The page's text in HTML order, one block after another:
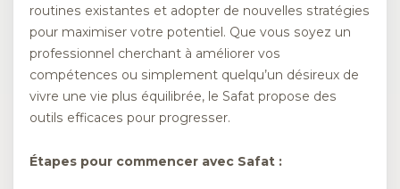
routines existantes et adopter de nouvelles stratégies
pour maximiser votre potentiel. Que vous soyez un
professionnel cherchant à améliorer vos
compétences ou simplement quelqu’un désireux de
vivre une vie plus équilibrée, le Safat propose des
outils efficaces pour progresser.
Étapes pour commencer avec Safat :